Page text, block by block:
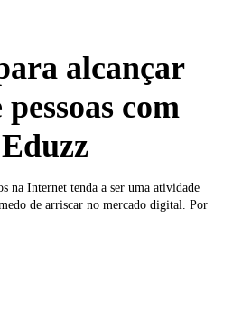
alcançar
com
na Internet tenda a ser uma atividade
de arriscar no mercado digital. Por